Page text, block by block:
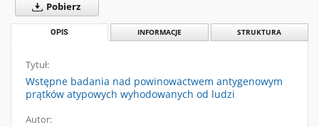
Pobierz
OPIS INFORMACJE STRUKTURA
Tytuł:
Wstępne badania nad powinowactwem antygenowym
prątków atypowych wyhodowanych od ludzi
Autor: